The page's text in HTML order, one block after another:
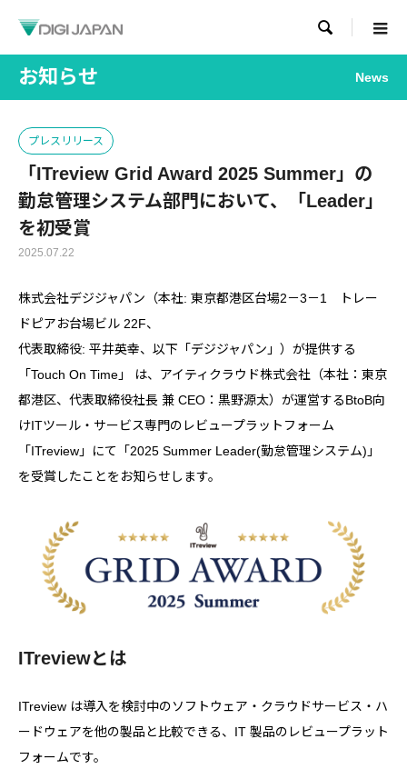

お知らせ News
プレスリリース
「ITreview Grid Award 2025 Summer」の
勤怠管理システム部門において、「Leader」
を初受賞
2025.07.22
株式会社デジジャパン（本社: 東京都港区台場2－3－1 トレー
ドピアお台場ビル 22F、
代表取締役: 平井英幸、以下「デジジャパン」）が提供する
「Touch On Time」 は、アイティクラウド株式会社（本社：東京
都港区、代表取締役社長 兼 CEO：黒野源太）が運営するBtoB向
けITツール・サービス専門のレビュープラットフォーム
「ITreview」にて「2025 Summer Leader(勤怠管理システム)」
を受賞したことをお知らせします。
ITreviewとは
ITreview は導入を検討中のソフトウェア・クラウドサービス・ハ
ードウェアを他の製品と比較できる、IT 製品のレビュープラット
フォームです。